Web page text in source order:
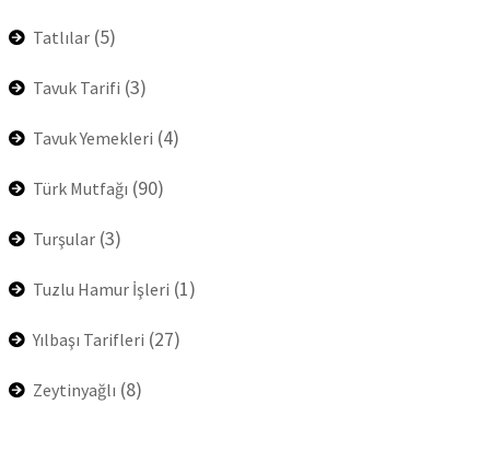
Tatlılar (5)
Tavuk Tarifi (3)
Tavuk Yemekleri (4)
Türk Mutfağı (90)
Turşular (3)
Tuzlu Hamur İşleri (1)
Yılbaşı Tarifleri (27)
Zeytinyağlı (8)